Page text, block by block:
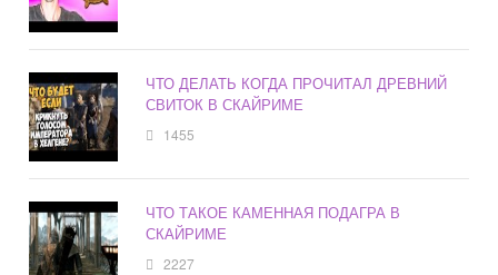
ЧТО ДЕЛАТЬ КОГДА ПРОЧИТАЛ ДРЕВНИЙ
СВИТОК В СКАЙРИМЕ
1455
ЧТО ТАКОЕ КАМЕННАЯ ПОДАГРА В
СКАЙРИМЕ
2227